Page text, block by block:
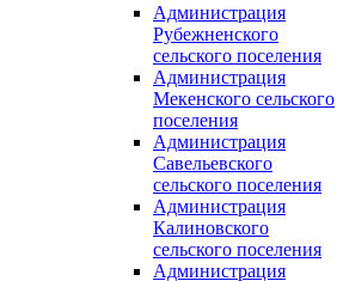
Администрация
Рубежненского
сельского поселения
Администрация
Мекенского сельского
поселения
Администрация
Савельевского
сельского поселения
Администрация
Калиновского
сельского поселения
Администрация